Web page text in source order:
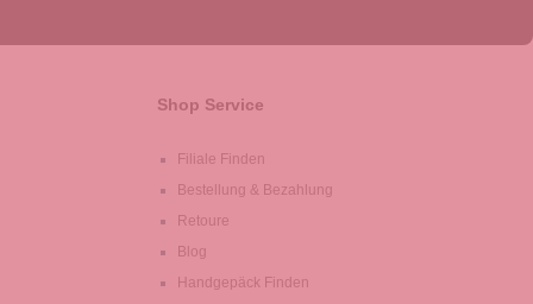
Shop Service
Filiale Finden
Bestellung & Bezahlung
Retoure
Blog
Handgepäck Finden